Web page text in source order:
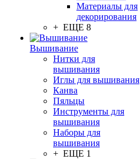
Материалы для
декорирования
+ ЕЩЕ 8
Вышивание
Нитки для
вышивания
Иглы для вышивания
Канва
Пяльцы
Инструменты для
вышивания
Наборы для
вышивания
+ ЕЩЕ 1